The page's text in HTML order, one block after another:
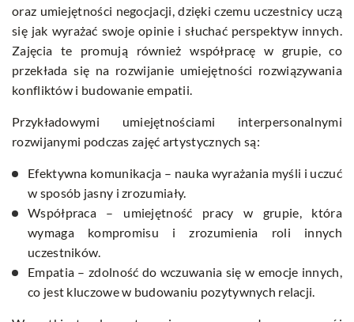
oraz umiejętności negocjacji, dzięki czemu uczestnicy uczą
się jak wyrażać swoje opinie i słuchać perspektyw innych.
Zajęcia te promują również współpracę w grupie, co
przekłada się na rozwijanie umiejętności rozwiązywania
konfliktów i budowanie empatii.
Przykładowymi umiejętnościami interpersonalnymi
rozwijanymi podczas zajęć artystycznych są:
Efektywna komunikacja – nauka wyrażania myśli i uczuć
w sposób jasny i zrozumiały.
Współpraca – umiejętność pracy w grupie, która
wymaga kompromisu i zrozumienia roli innych
uczestników.
Empatia – zdolność do wczuwania się w emocje innych,
co jest kluczowe w budowaniu pozytywnych relacji.